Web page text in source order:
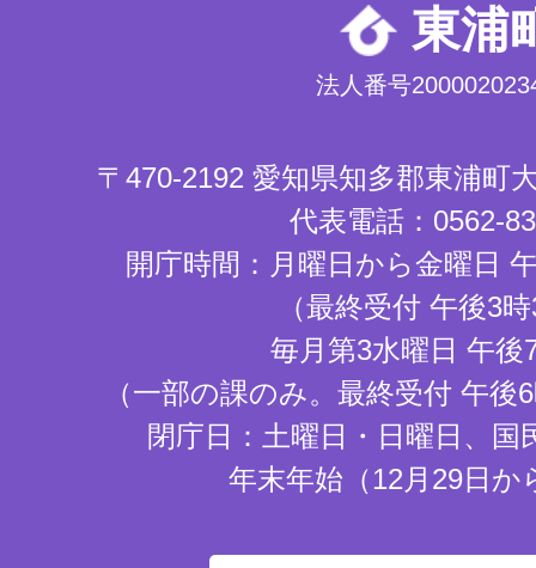
東浦
法人番号
〒470-2192 愛知県知多郡東浦町
代表電話：0562-
開庁時間：月曜日から金曜日
（最終受付 午後3
毎月第3水曜日 午後
（一部の課のみ。最終受付 午
閉庁日：土曜日・日曜日、国
年末年始（12月29日か